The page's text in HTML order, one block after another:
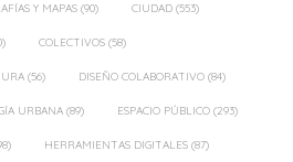
Y MAPAS (90) CIUDAD (553)
COLECTIVOS (58)
(56) DISEÑO COLABORATIVO (84)
URBANA (89) ESPACIO PÚBLICO (293)
HERRAMIENTAS DIGITALES (87)